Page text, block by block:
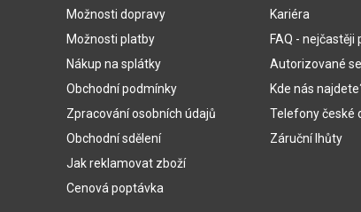
Možnosti dopravy
Možnosti platby
Nákup na splátky
Obchodní podmínky
Zpracování osobních údajů
Obchodní sdělení
Jak reklamovat zboží
Cenová poptávka
Kariéra
FAQ -
Autorizované
Kde nás
Telefony české
Záruční lhůty